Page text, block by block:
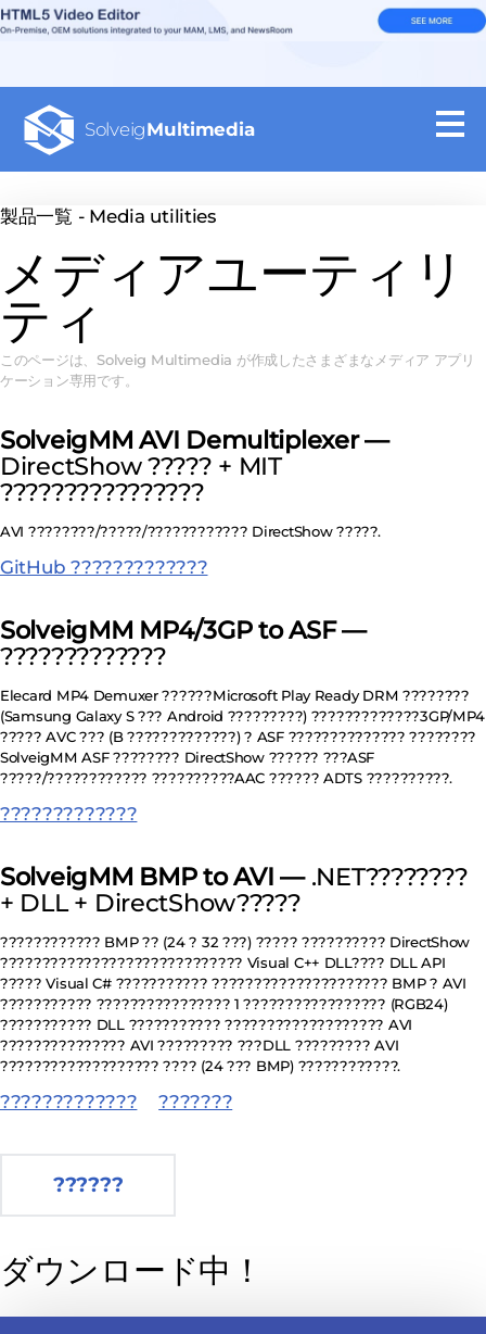
SolveigMultimedia
製品一覧 - Media utilities
メディアユーティリ
ティ
このページは、Solveig Multimedia が作成したさまざまなメディア アプリ
ケーション専用です。
SolveigMM AVI Demultiplexer —
DirectShow ????? + MIT
????????????????
AVI ????????/?????/???????????? DirectShow ?????.
GitHub ?????????????
SolveigMM MP4/3GP to ASF —
?????????????
Elecard MP4 Demuxer ??????Microsoft Play Ready DRM ????????
(Samsung Galaxy S ??? Android ?????????) ?????????????3GP/MP4
????? AVC ??? (B ?????????????) ? ASF ?????????????? ????????
SolveigMM ASF ???????? DirectShow ?????? ???ASF
?????/???????????? ??????????AAC ?????? ADTS ??????????.
?????????????
SolveigMM BMP to AVI — .NET????????
+ DLL + DirectShow?????
???????????? BMP ?? (24 ? 32 ???) ????? ?????????? DirectShow
????????????????????????????? Visual C++ DLL???? DLL API
????? Visual C# ??????????? ????????????????????? BMP ? AVI
??????????? ???????????????? 1 ????????????????? (RGB24)
??????????? DLL ??????????? ??????????????????? AVI
??????????????? AVI ????????? ???DLL ????????? AVI
??????????????????? ???? (24 ??? BMP) ????????????.
????????????? ???????
??????
ダウンロード中！